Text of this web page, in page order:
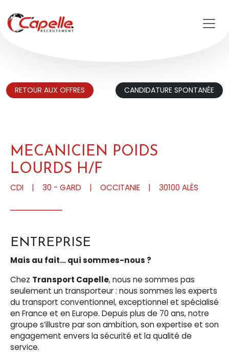
RETOUR AUX OFFRES CANDIDATURE SPONTANÉE
MECANICIEN POIDS
LOURDS H/F
CDI | 30 - GARD | OCCITANIE | 30100 ALÈS
ENTREPRISE
Mais au fait… qui sommes-nous ?
Chez Transport Capelle, nous ne sommes pas
seulement un transporteur : nous sommes les experts
du transport conventionnel, exceptionnel et spécialisé
en France et en Europe. Depuis plus de 70 ans, notre
groupe s’illustre par son ambition, son expertise et son
engagement envers la sécurité et la qualité de
service.